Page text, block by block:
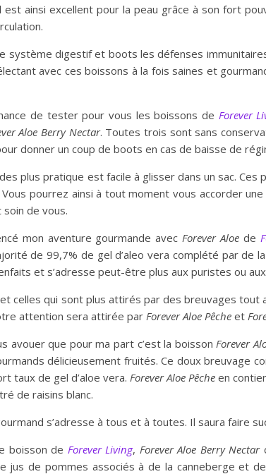
est ainsi excellent pour la peau grâce à son fort
système digestif et boots les défenses
avec ces boissons à la fois saines et
de tester pour vous les boissons de Forever
Aloe Berry Nectar. Toutes trois sont sans
donner un coup de boots en cas de baisse de
plus pratique est facile à glisser dans un sac.
pourrez ainsi à tout moment vous accorder
de vous.
mon aventure gourmande avec Forever Aloe de
de 99,7% de gel d’aleo vera complété par de
et s’adresse peut-être plus aux puristes ou
celles qui sont plus attirés par des breuvages
attention sera attirée par Forever Aloe Pêche et
avouer que pour ma part c’est la boisson Forever
délicieusement fruités. Ce doux breuvage
taux de gel d’aloe vera. Forever Aloe Pêche en
de raisins blanc.
s’adresse à tous et à toutes. Il saura faire
boisson de Forever Living, Forever Aloe Berry Nectar
jus de pommes associés à de la canneberge et